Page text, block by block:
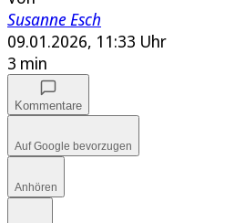
Susanne Esch
09.01.2026, 11:33 Uhr
3 min
Kommentare
Auf Google bevorzugen
Anhören